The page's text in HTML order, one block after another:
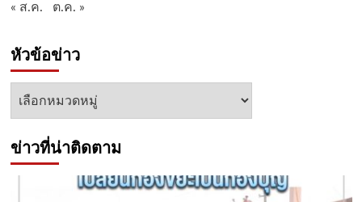
« ส.ค. ต.ค. »
หัวข้อข่าว
หัวข้อ
ข่าวที่น่าติดตาม